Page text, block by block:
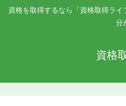
資格を取得するなら「資格取得ラ
分
資格